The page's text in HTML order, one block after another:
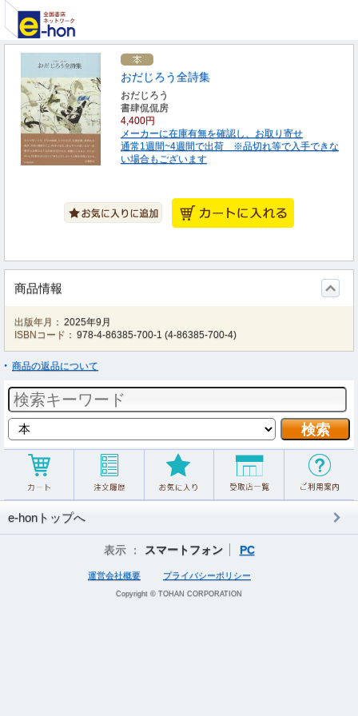
おだじろう全詩集
おだじろう
書肆侃侃房
4,400円
メーカーに在庫有無を確認し、お取り寄せ
通常1週間~4週間で出荷 ※品切れ等で入手できな
い場合もございます
商品情報
出版年月： 2025年9月
ISBNコード： 978-4-86385-700-1 (4-86385-700-4)
商品の返品について
e-honトップへ
表示 ： スマートフォン PC
運営会社概要 プライバシーポリシー
Copyright © TOHAN CORPORATION